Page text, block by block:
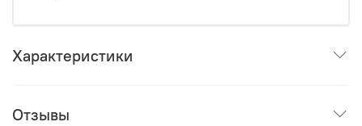
Характеристики
Отзывы